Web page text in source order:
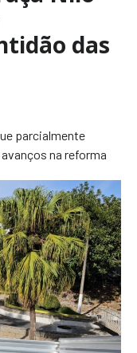
das
parcialmente
na reforma